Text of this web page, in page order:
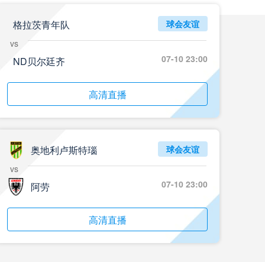
格拉茨青年队
vs
ND贝尔廷齐
球会友谊
07-10 23:00
高清直播
奥地利卢斯特瑙
vs
阿劳
球会友谊
07-10 23:00
高清直播